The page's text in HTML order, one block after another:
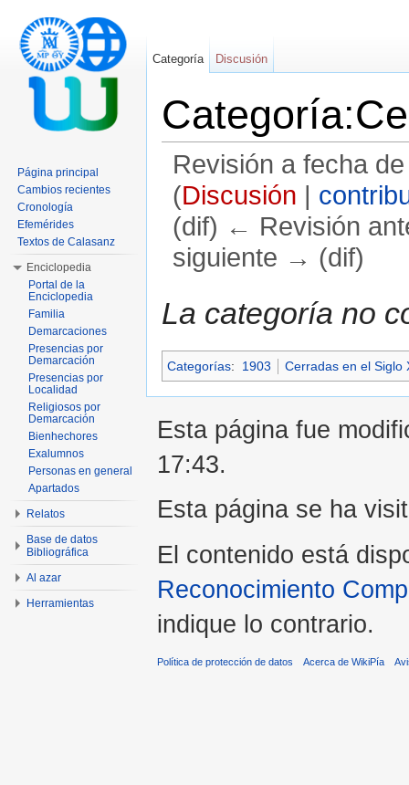
Revisión a fecha
(Discusión |
(dif) ← Revisión
siguiente → (dif)
La categoría no
Categorías: 1903 Cerradas en el Siglo
Categoría Discusión
Página principal
Cambios recientes
Cronología
Efemérides
Textos de Calasanz
Enciclopedia
Portal de la
Enciclopedia
Familia
Demarcaciones
Presencias por
Demarcación
Presencias por
Localidad
Religiosos por
Demarcación
Bienhechores
Exalumnos
Personas en general
Apartados
Relatos
Base de datos
Bibliográfica
Al azar
Herramientas
Esta página fue
17:43.
Esta página se ha
El contenido está
Reconocimiento
indique lo contrario.
Política de protección de datos Acerca de WikiPía